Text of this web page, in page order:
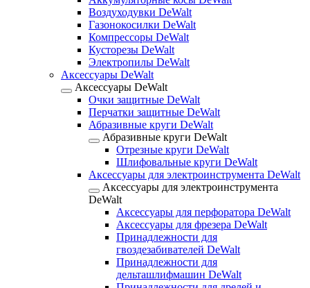
Воздуходувки DeWalt
Газонокосилки DeWalt
Компрессоры DeWalt
Кусторезы DeWalt
Электропилы DeWalt
Аксессуары DeWalt
Аксессуары DeWalt
Очки защитные DeWalt
Перчатки защитные DeWalt
Абразивные круги DeWalt
Абразивные круги DeWalt
Отрезные круги DeWalt
Шлифовальные круги DeWalt
Аксессуары для электроинструмента DeWalt
Аксессуары для электроинструмента
DeWalt
Аксессуары для перфоратора DeWalt
Аксессуары для фрезера DeWalt
Принадлежности для
гвоздезабивателей DeWalt
Принадлежности для
дельташлифмашин DeWalt